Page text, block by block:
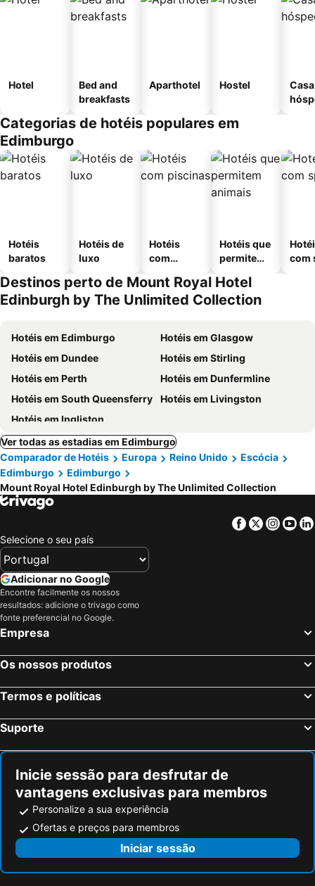
Hotel
Bed and
breakfasts
Aparthotel Hostel
Categorias de hotéis populares em
Edimburgo
Hotéis
baratos
Hotéis de
luxo
Hotéis
com
Hotéis que
permitem
com
Destinos perto de Mount Royal Hotel
Edinburgh by The Unlimited Collection
Hotéis em Edimburgo
Hotéis em Glasgow
Hotéis em Dundee
Hotéis em Stirling
Hotéis em Perth
Hotéis em Dunfermline
Hotéis em South Queensferry
Hotéis em Livingston
Hotéis em Ingliston
Ver todas as estadias em Edimburgo
Comparador de Hotéis
Europa Reino Unido
Escócia
Edimburgo
Edimburgo
Mount Royal Hotel Edinburgh by The Unlimited Collection
Facebook
Twitter
Selecione o seu país
Adicionar no Google
Encontre facilmente os nossos
resultados: adicione o trivago como
fonte preferencial no Google.
Empresa
Os nossos produtos
Termos e políticas
Suporte
Inicie sessão para desfrutar de
vantagens exclusivas para membros
Personalize a sua experiência
Ofertas e preços para membros
Iniciar sessão